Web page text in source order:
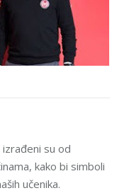
su od
kako bi simboli
učenika.